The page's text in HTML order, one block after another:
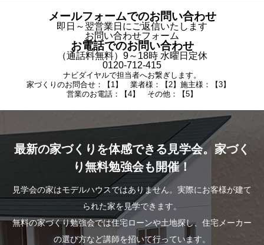
メールフォームでのお問い合わせ
即日～翌営業日にご返信いたします
お問い合わせフォーム
お電話でのお問い合わせ
（通話料無料）9～18時 水曜日定休
0120-712-415
ナビダイヤルで担当者へお繋ぎします。
家づくりのお問合せ：【1】 業者様：【2】施主様：【3】
営業のお電話：【4】 その他：【5】
最新の家づくりを体感できる見学会。家づく
り無料勉強会も開催！
見学会の家はモデルハウスではありません。実際にお客様が建て
られた家を見学できます。
無料の家づくり勉強会では住宅ローンや土地探し、住宅メーカー
の選び方など講師を招いて行っています。